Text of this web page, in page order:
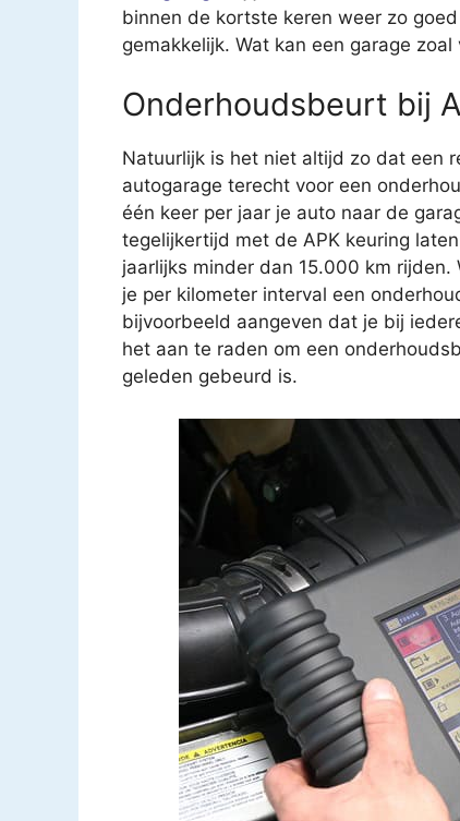
binnen de kortste keren weer zo
gemakkelijk. Wat kan een garage
Onderhoudsbeurt bij
Natuurlijk is het niet altijd zo dat een
autogarage terecht voor een
één keer per jaar je auto naar de
tegelijkertijd met de APK keuring
jaarlijks minder dan 15.000 km
je per kilometer interval een
bijvoorbeeld aangeven dat je bij
het aan te raden om een
geleden gebeurd is.